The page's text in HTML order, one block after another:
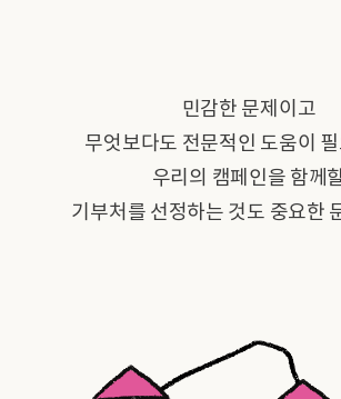
민감한 문제이고
무엇보다도 전문적인 도움이 필
우리의 캠페인을 함께
기부처를 선정하는 것도 중요한